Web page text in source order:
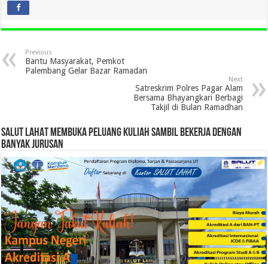
Previous
Bantu Masyarakat, Pemkot
Palembang Gelar Bazar Ramadan
Next
Satreskrim Polres Pagar Alam
Bersama Bhayangkari Berbagi
Takjil di Bulan Ramadhan
SALUT LAHAT MEMBUKA PELUANG KULIAH SAMBIL BEKERJA DENGAN
BANYAK JURUSAN